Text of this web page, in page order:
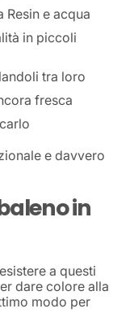
Resin e acqua
in piccoli
tra loro
fresca
e davvero
in
a questi
dare colore alla
modo per